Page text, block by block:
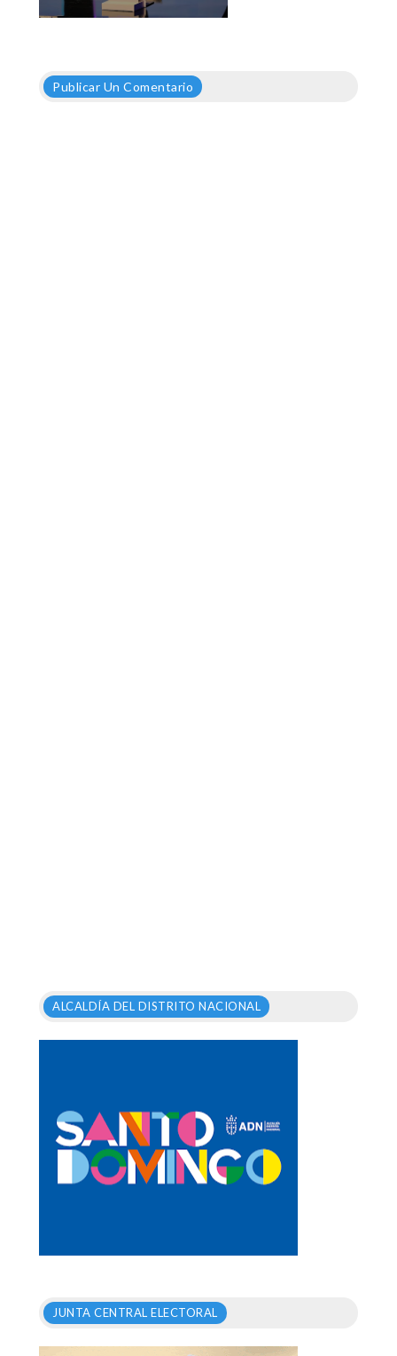
Publicar Un Comentario
ALCALDÍA DEL DISTRITO NACIONAL
JUNTA CENTRAL ELECTORAL